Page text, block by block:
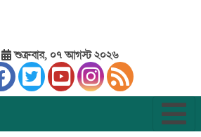
শুক্রবার, ০৭ আগস্ট ২০২৬